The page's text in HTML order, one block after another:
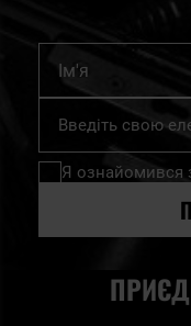
Підпишіться
нашу
розсилку
Я ознайомився